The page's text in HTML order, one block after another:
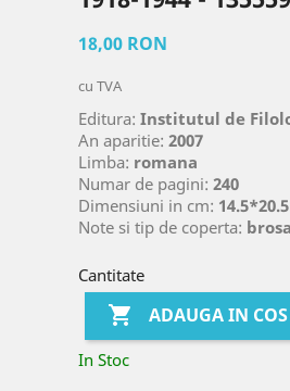
18,00 RON
cu TVA
Editura: Institutul de
An aparitie: 2007
Limba: romana
Numar de pagini: 240
Dimensiuni in cm:
Note si tip de coperta:
Cantitate
 ADAUGA IN COS
In Stoc